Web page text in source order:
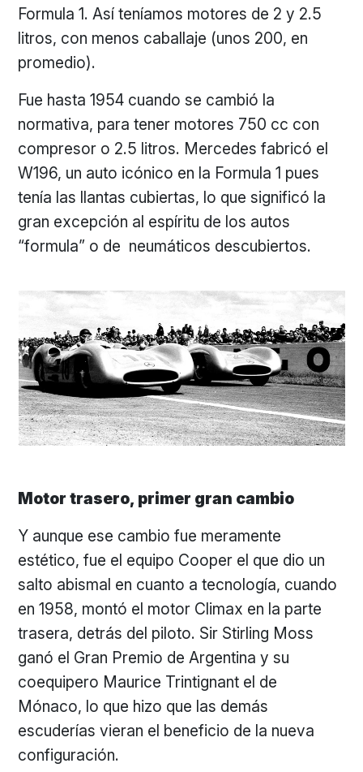
Formula 1. Así teníamos motores de 2 y 2.5
litros, con menos caballaje (unos 200, en
promedio).
Fue hasta 1954 cuando se cambió la
normativa, para tener motores 750 cc con
compresor o 2.5 litros. Mercedes fabricó el
W196, un auto icónico en la Formula 1 pues
tenía las llantas cubiertas, lo que significó la
gran excepción al espíritu de los autos
“formula” o de neumáticos descubiertos.
Motor trasero, primer gran cambio
Y aunque ese cambio fue meramente
estético, fue el equipo Cooper el que dio un
salto abismal en cuanto a tecnología, cuando
en 1958, montó el motor Climax en la parte
trasera, detrás del piloto. Sir Stirling Moss
ganó el Gran Premio de Argentina y su
coequipero Maurice Trintignant el de
Mónaco, lo que hizo que las demás
escuderías vieran el beneficio de la nueva
configuración.